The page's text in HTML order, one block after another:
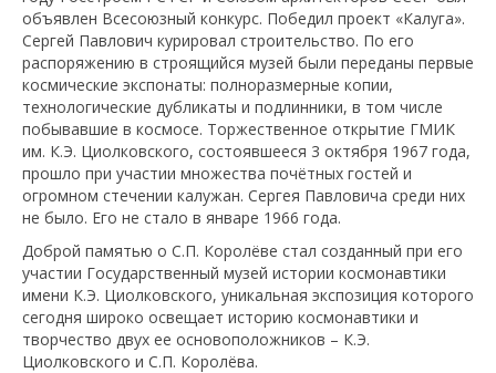
объявлен Всесоюзный конкурс. Победил проект «Калуга».
Сергей Павлович курировал строительство. По его
распоряжению в строящийся музей были переданы первые
космические экспонаты: полноразмерные копии,
технологические дубликаты и подлинники, в том числе
побывавшие в космосе. Торжественное открытие ГМИК
им. К.Э. Циолковского, состоявшееся 3 октября 1967 года,
прошло при участии множества почётных гостей и
огромном стечении калужан. Сергея Павловича среди них
не было. Его не стало в январе 1966 года.
Доброй памятью о С.П. Королёве стал созданный при его
участии Государственный музей истории космонавтики
имени К.Э. Циолковского, уникальная экспозиция которого
сегодня широко освещает историю космонавтики и
творчество двух ее основоположников – К.Э.
Циолковского и С.П. Королёва.